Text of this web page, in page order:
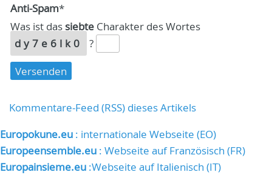
Anti-Spam*
Was ist das siebte Charakter des Wortes
dy7e6lk0
?
Kommentare-Feed (RSS) dieses Artikels
Europokune.eu : internationale Webseite (EO)
Europeensemble.eu : Webseite auf Französisch (FR)
Europainsieme.eu :Webseite auf Italienisch (IT)